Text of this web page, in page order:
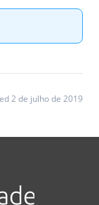
2 de julho de 2019